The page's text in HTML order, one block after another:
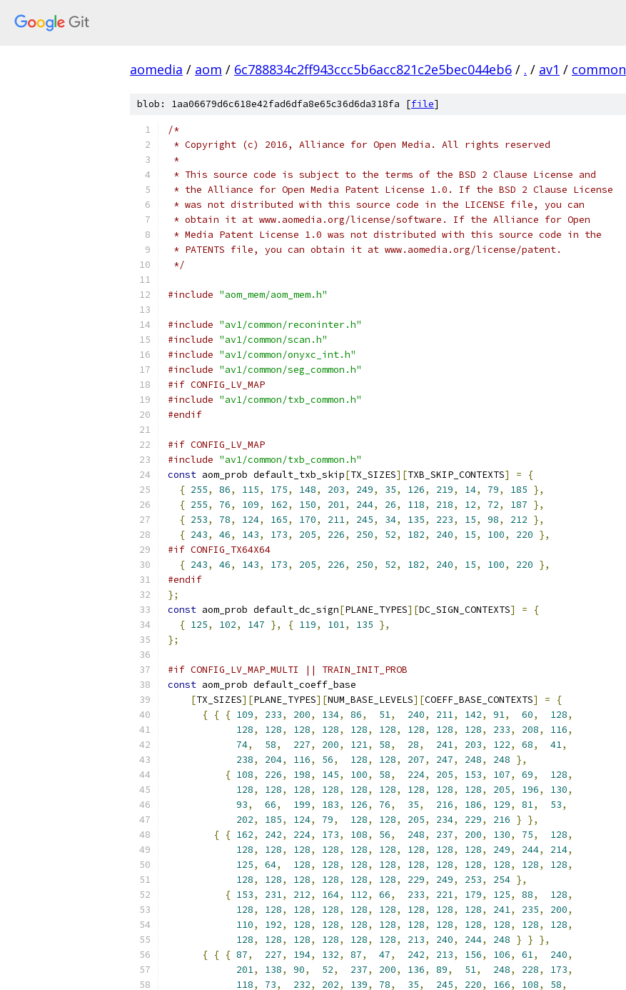
aomedia / aom / 6c788834c2ff943ccc5b6acc821c2e5bec044eb6 / . / av1 / common
blob: 1aa06679d6c618e42fad6dfa8e65c36d6da318fa [file]
/*
* Copyright (c) 2016, Alliance for Open Media. All rights reserved
*
* This source code is subject to the terms of the BSD 2 Clause License and
* the Alliance for Open Media Patent License 1.0. If the BSD 2 Clause License
* was not distributed with this source code in the LICENSE file, you can
* obtain it at www.aomedia.org/license/software. If the Alliance for Open
* Media Patent License 1.0 was not distributed with this source code in the
* PATENTS file, you can obtain it at www.aomedia.org/license/patent.
*/
#include "aom_mem/aom_mem.h"
#include "av1/common/reconinter.h"
#include "av1/common/scan.h"
#include "av1/common/onyxc_int.h"
#include "av1/common/seg_common.h"
#if CONFIG_LV_MAP
#include "av1/common/txb_common.h"
#endif
#if CONFIG_LV_MAP
#include "av1/common/txb_common.h"
const aom_prob default_txb_skip[TX_SIZES][TXB_SKIP_CONTEXTS] =
{
{ 255, 86, 115, 175, 148, 203, 249, 35, 126, 219, 14, 79, 185 },
{ 255, 76, 109, 162, 150, 201, 244, 26, 118, 218, 12, 72, 187 },
{ 253, 78, 124, 165, 170, 211, 245, 34, 135, 223, 15, 98, 212 },
{ 243, 46, 143, 173, 205, 226, 250, 52, 182, 240, 15, 100, 220 },
#if CONFIG_TX64X64
{ 243, 46, 143, 173, 205, 226, 250, 52, 182, 240, 15, 100, 220 },
#endif
};
const aom_prob default_dc_sign[PLANE_TYPES][DC_SIGN_CONTEXTS] =
{
{ 125, 102, 147 }, { 119, 101, 135 },
};
#if CONFIG_LV_MAP_MULTI || TRAIN_INIT_PROB
const aom_prob default_coeff_base
[TX_SIZES][PLANE_TYPES][NUM_BASE_LEVELS][COEFF_BASE_CONTEXTS] =
{
{ { { 109, 233, 200, 134, 86, 51, 240, 211, 142, 91, 60, 128,
128, 128, 128, 128, 128, 128, 128, 128, 128, 233, 208, 116,
74, 58, 227, 200, 121, 58, 28, 241, 203, 122, 68, 41,
238, 204, 116, 56, 128, 128, 207, 247, 248, 248 },
{ 108, 226, 198, 145, 100, 58, 224, 205, 153, 107, 69, 128,
128, 128, 128, 128, 128, 128, 128, 128, 128, 205, 196, 130,
93, 66, 199, 183, 126, 76, 35, 216, 186, 129, 81, 53,
202, 185, 124, 79, 128, 128, 205, 234, 229, 216 } },
{ { 162, 242, 224, 173, 108, 56, 248, 237, 200, 130, 75, 128,
128, 128, 128, 128, 128, 128, 128, 128, 128, 249, 244, 214,
125, 64, 128, 128, 128, 128, 128, 128, 128, 128, 128, 128,
128, 128, 128, 128, 128, 128, 229, 249, 253, 254 },
{ 153, 231, 212, 164, 112, 66, 233, 221, 179, 125, 88, 128,
128, 128, 128, 128, 128, 128, 128, 128, 128, 241, 235, 200,
110, 192, 128, 128, 128, 128, 128, 128, 128, 128, 128, 128,
128, 128, 128, 128, 128, 128, 213, 240, 244, 248 } } },
{ { { 87, 227, 194, 132, 87, 47, 242, 213, 156, 106, 61, 240,
201, 138, 90, 52, 237, 200, 136, 89, 51, 248, 228, 173,
118, 73, 232, 202, 139, 78, 35, 245, 220, 166, 108, 58,